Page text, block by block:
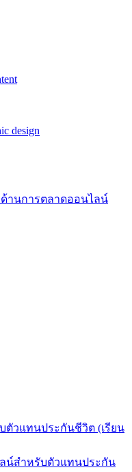
design
านการตลาดออนไลน์
ตัวแทนประกันชีวิต (เรียน
น์สำหรับตัวแทนประกัน